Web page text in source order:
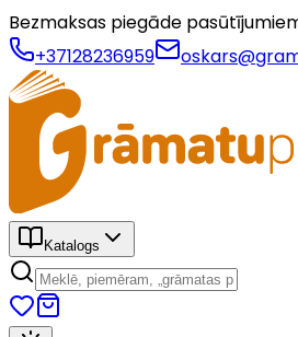
Bezmaksas piegāde
+37128236959
Katalogs